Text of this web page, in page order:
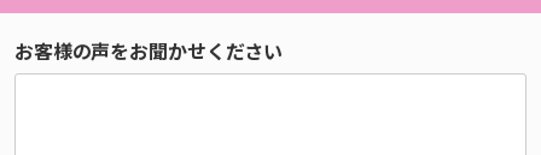
お客様の声をお聞かせください